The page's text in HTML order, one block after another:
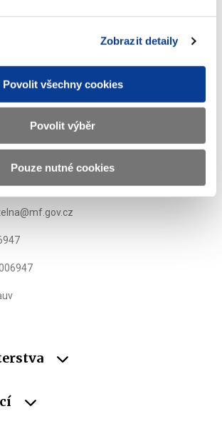
Zobrazit detaily
Povolit všechny cookies
Povolit výběr
Pouze nutné cookies
ČR
041 111